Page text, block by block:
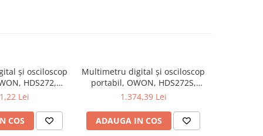
și osciloscop
HDS272,
200mA-
Lei
COS
Multimetru digital și osciloscop
portabil, OWON, HDS272S,
200mV-1kV, 200mA-
1.374,39 Lei
ADAUGA IN COS